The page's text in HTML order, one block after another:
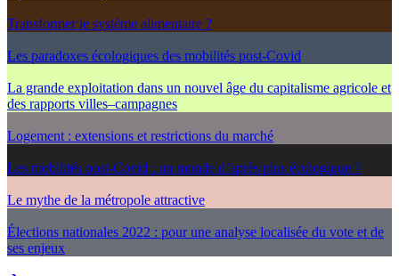
Transformer le système alimentaire ?
Les paradoxes écologiques des mobilités post-Covid
La grande exploitation dans un nouvel âge du capitalisme agricole et
des rapports villes–campagnes
Logement : extensions et restrictions du marché
Les mobilités post-Covid : un monde d’après plus écologique ?
Le mythe de la métropole attractive
Élections nationales 2022 : pour une analyse localisée du vote et de
ses enjeux